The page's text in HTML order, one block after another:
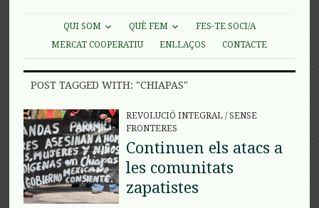
QUI SOM QUÈ FEM
FES-TE SOCI/A
MERCAT COOPERATIU
ENLLAÇOS CONTACTE
POST TAGGED WITH: "CHIAPAS"
REVOLUCIÓ INTEGRAL/SENSE
FRONTERES
Continuen els atacs a
les comunitats
zapatistes